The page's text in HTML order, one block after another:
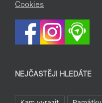
Cookies
NEJČASTĚJI HLEDÁTE